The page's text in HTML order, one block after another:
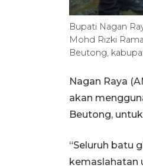
Bupati Nagan
Mohd Rizki
Beutong,
Nagan Raya
akan
Beutong,
“Seluruh batu
kemaslahatan